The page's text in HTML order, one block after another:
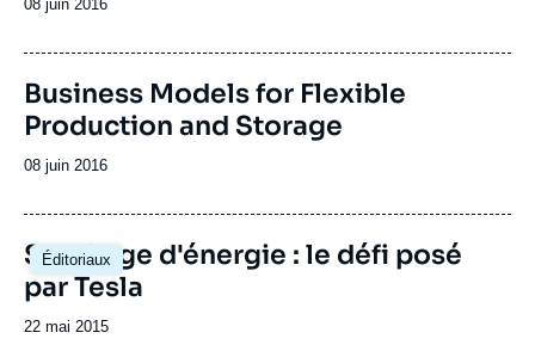
Date
publication
08 juin 2016
Image
de
couverture
la
Business Models for Flexible
Production and Storage
Date
publication
08 juin 2016
Éditoriaux
Stockage d'énergie : le défi posé
par Tesla
Date
22 mai 2015